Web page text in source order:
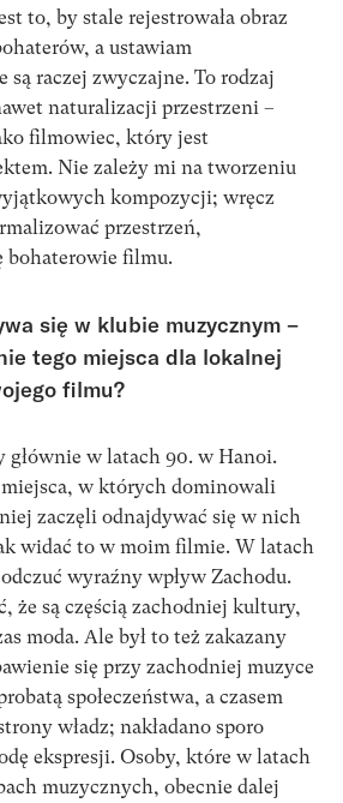
to, by stale rejestrowała obraz
a ustawiam
są raczej zwyczajne. To rodzaj
naturalizacji przestrzeni –
filmowiec, który jest
Nie zależy mi na tworzeniu
kompozycji; wręcz
przestrzeń,
bohaterowie filmu.
się w klubie muzycznym –
tego miejsca dla lokalnej
filmu?
głównie w latach 90. w Hanoi.
w których dominowali
zaczęli odnajdywać się w nich
widać to w moim filmie. W latach
wyraźny wpływ Zachodu.
że są częścią zachodniej kultury,
moda. Ale był to też zakazany
się przy zachodniej muzyce
społeczeństwa, a czasem
władz; nakładano sporo
ekspresji. Osoby, które w latach
muzycznych, obecnie dalej